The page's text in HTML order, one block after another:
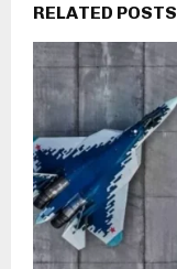
RELATED POSTS